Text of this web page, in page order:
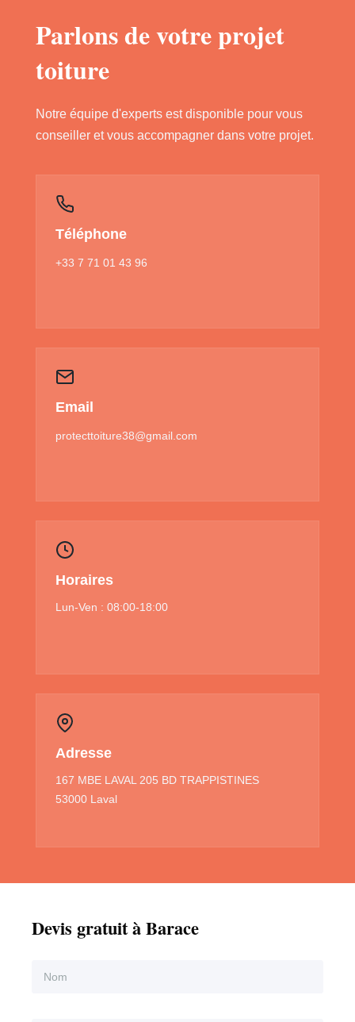
Parlons de votre projet
toiture
Notre équipe d'experts est disponible pour vous
conseiller et vous accompagner dans votre projet.
Téléphone
+33 7 71 01 43 96
Email
protecttoiture38@gmail.com
Horaires
Lun-Ven : 08:00-18:00
Adresse
167 MBE LAVAL 205 BD TRAPPISTINES
53000 Laval
Devis gratuit à Barace